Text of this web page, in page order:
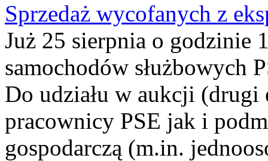
Sprzedaż wycofanych z
Już 25 sierpnia o godzinie
samochodów służbowych
Do udziału w aukcji (drugi
pracownicy PSE jak i
gospodarczą (m.in.